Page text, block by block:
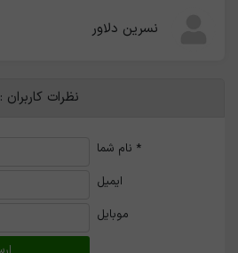
نسرین دلاور
نظرات کاربران :
* نام شما
ایمیل
موبایل